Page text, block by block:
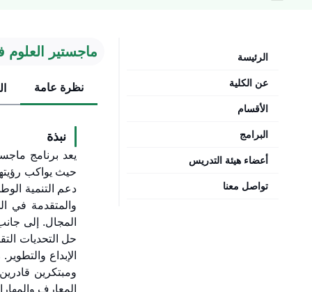
الرئيسة
عن الكلية
الأقسام
البرامج
أعضاء هيئة التدريس
تواصل معنا
ماجستير العلوم
نظرة عامة
نبذة
يعد برنامج
حيث يواكب
دعم التنمية
والمتقدمة في
المجال. إلى
حل التحديات
الإبداع
ومبتكرين
المعارف